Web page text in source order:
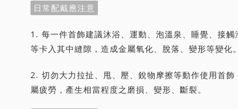
日常配戴應注意
1. 每一件首飾建議沐浴、運動、泡溫泉、睡覺、接
等卡入其中縫隙，造成金屬氧化、脫落、變形等變化。
2. 切勿大力拉扯、甩、壓、銳物摩擦等動作使用首
屬疲勞，產生相當程度之磨損、變形、斷裂。